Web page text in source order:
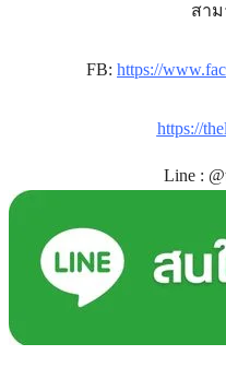
สา
FB: https://
https://
Line :